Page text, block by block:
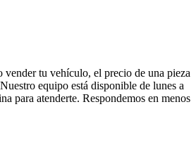
vender tu vehículo, el precio de una pieza
equipo está disponible de lunes a
para atenderte. Respondemos en menos